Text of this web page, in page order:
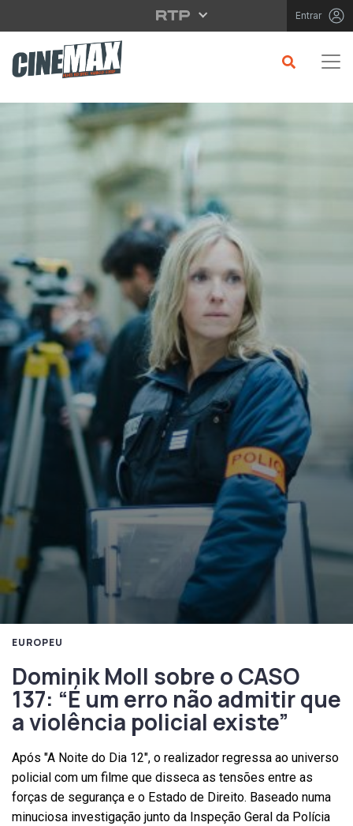
Saltar para o conteúdo principal Entrar
EUROPEU
Dominik Moll sobre o CASO
137: “É um erro não admitir que
a violência policial existe”
Após "A Noite do Dia 12", o realizador regressa ao universo
policial com um filme que disseca as tensões entre as
forças de segurança e o Estado de Direito. Baseado numa
minuciosa investigação junto da Inspeção Geral da Polícia